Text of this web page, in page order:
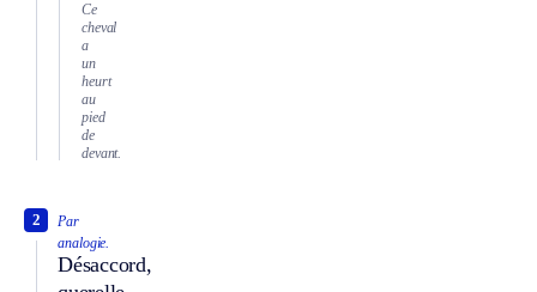
Ce
cheval
a
un
heurt
au
pied
de
devant.
Par
analogie.
Désaccord,
2